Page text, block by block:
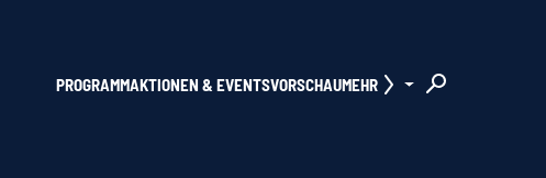
PROGRAMMAKTIONEN & EVENTSVORSCHAUMEHR